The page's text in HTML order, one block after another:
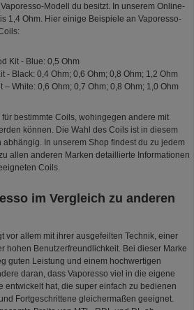
Modell du besitzt. In unserem Online-
1,4 Ohm. Hier einige Beispiele an Vaporesso-
Kit - Blue: 0,5 Ohm
- Black: 0,4 Ohm; 0,6 Ohm; 0,8 Ohm; 1,2 Ohm
White: 0,6 Ohm; 0,7 Ohm; 0,8 Ohm; 1,0 Ohm
bestimmte Coils, wohingegen andere mit
können. Die Wahl des Coils ist in diesem
In unserem Shop findest du zu jedem
allen anderen Marken detaillierte Informationen
Coils.
im Vergleich zu anderen
vor allem mit ihrer ausgefeilten Technik, einer
hohen Benutzerfreundlichkeit. Bei dieser Marke
guten Leistung und einem hochwertigen
daran, dass Vaporesso viel in die eigene
entwickelt hat, die super einfach zu bedienen
Fortgeschrittene gleichermaßen geeignet.